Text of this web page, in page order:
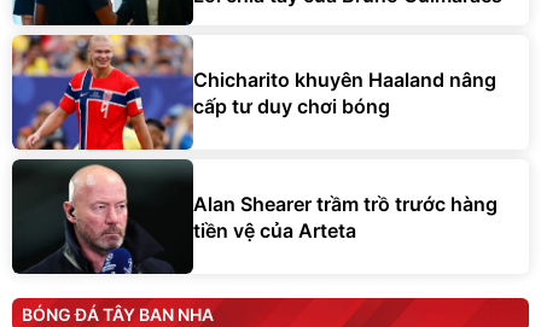
Chicharito khuyên Haaland nâng
cấp tư duy chơi bóng
Alan Shearer trầm trồ trước hàng
tiền vệ của Arteta
BÓNG ĐÁ TÂY BAN NHA